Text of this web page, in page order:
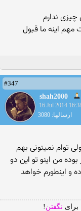
اینه ما قبول
#347
shah2000
16 Jul 2014
ارسالها: 3080
توام نمیتونی بهم
من اینو تو این دو
و اینطورم خواهد
برای نگفتن !